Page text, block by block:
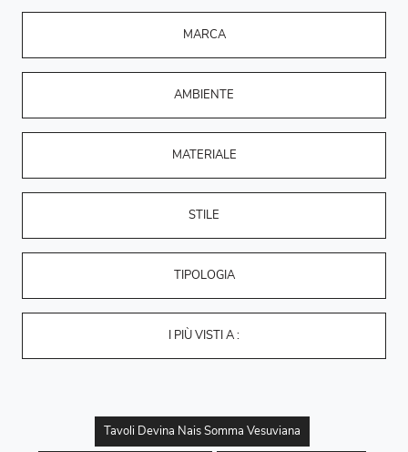
MARCA
AMBIENTE
MATERIALE
STILE
TIPOLOGIA
I PIÙ VISTI A :
Tavoli Devina Nais Somma Vesuviana